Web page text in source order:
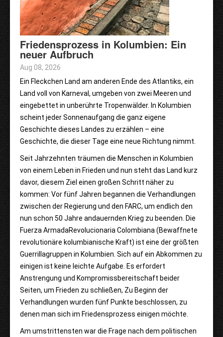
Friedensprozess in Kolumbien: Ein
neuer Aufbruch
Aug 08, 2026
Ein Fleckchen Land am anderen Ende des Atlantiks, ein
Land voll von Karneval, umgeben von zwei Meeren und
eingebettet in unberührte Tropenwälder. In Kolumbien
scheint jeder Sonnenaufgang die ganz eigene
Geschichte dieses Landes zu erzählen – eine
Geschichte, die dieser Tage eine neue Richtung nimmt.
Seit Jahrzehnten träumen die Menschen in Kolumbien
von einem Leben in Frieden und nun steht das Land kurz
davor, diesem Ziel einen großen Schritt näher zu
kommen: Vor fünf Jahren begannen die Verhandlungen
zwischen der Regierung und den FARC, um endlich den
nun schon 50 Jahre andauernden Krieg zu beenden. Die
Fuerza ArmadaRevolucionaria Colombiana (Bewaffnete
revolutionäre kolumbianische Kraft) ist eine der größten
Guerrillagruppen in Kolumbien. Sich auf ein Abkommen zu
einigen ist keine leichte Aufgabe. Es erfordert
Anstrengung und Kompromissbereitschaft beider
Seiten, um Frieden zu schließen, Zu Beginn der
Verhandlungen wurden fünf Punkte beschlossen, zu
denen man sich im Friedensprozess einigen möchte.
Am umstrittensten war die Frage nach dem politischen